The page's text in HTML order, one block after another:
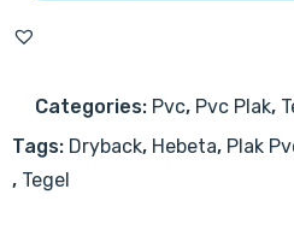
aantal
Categories: Pvc, Pvc Plak,
Tags: Dryback, Hebeta, Plak
, Tegel